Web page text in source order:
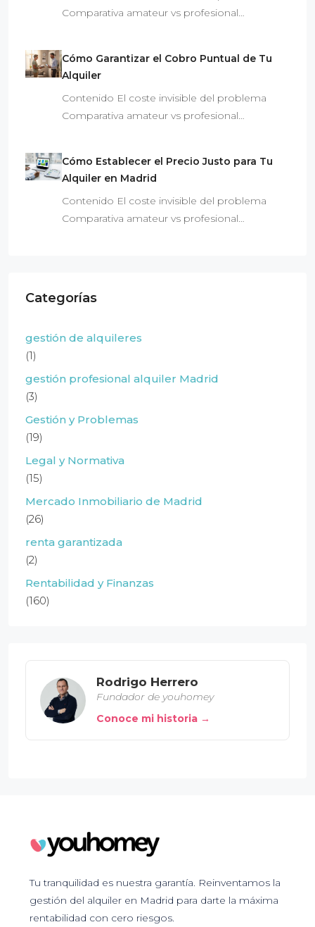
Comparativa amateur vs profesional…
Cómo Garantizar el Cobro Puntual de Tu
Alquiler
Contenido El coste invisible del problema
Comparativa amateur vs profesional…
Cómo Establecer el Precio Justo para Tu
Alquiler en Madrid
Contenido El coste invisible del problema
Comparativa amateur vs profesional…
Categorías
gestión de alquileres
(1)
gestión profesional alquiler Madrid
(3)
Gestión y Problemas
(19)
Legal y Normativa
(15)
Mercado Inmobiliario de Madrid
(26)
renta garantizada
(2)
Rentabilidad y Finanzas
(160)
Rodrigo Herrero
Fundador de youhomey
Conoce mi historia →
Tu tranquilidad es nuestra garantía. Reinventamos la
gestión del alquiler en Madrid para darte la máxima
rentabilidad con cero riesgos.